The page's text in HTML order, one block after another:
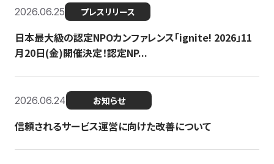
2026.06.25 プレスリリース
日本最大級の認定NPOカンファレンス「ignite! 2026」11
月20日(金)開催決定！認定NP...
2026.06.24 お知らせ
信頼されるサービス運営に向けた改善について